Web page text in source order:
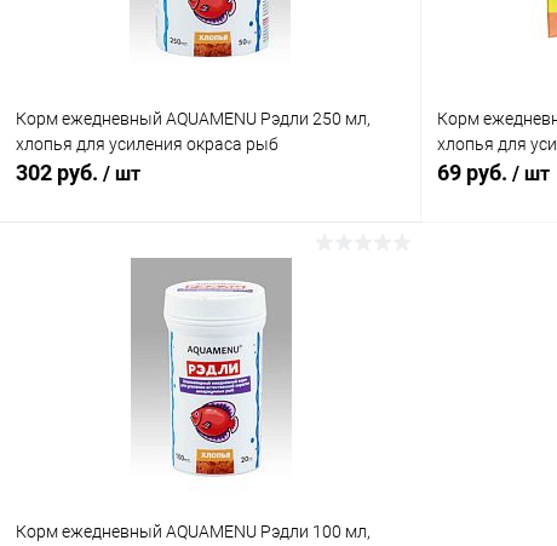
Корм ежедневный AQUAMENU Рэдли 250 мл,
хлопья для усиления окраса рыб
302 руб. / шт
Сравнение
В наличии
Корм
хлопья для
69 руб. / шт
Корм ежедневный AQUAMENU Рэдли 100 мл,